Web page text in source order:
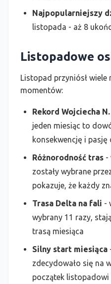
Najpopularniejszy
listopada - aż 8
Listopadowe
Listopad przyniósł wiele
momentów:
Rekord Wojciecha N.
jeden miesiąc to
konsekwencję i
Różnorodność tras -
zostały wybrane
pokazuje, że każdy
Trasa Delta na fali -
wybrany 11 razy,
trasą miesiąca
Silny start miesiąca
zdecydowało się na
początek listopadowi